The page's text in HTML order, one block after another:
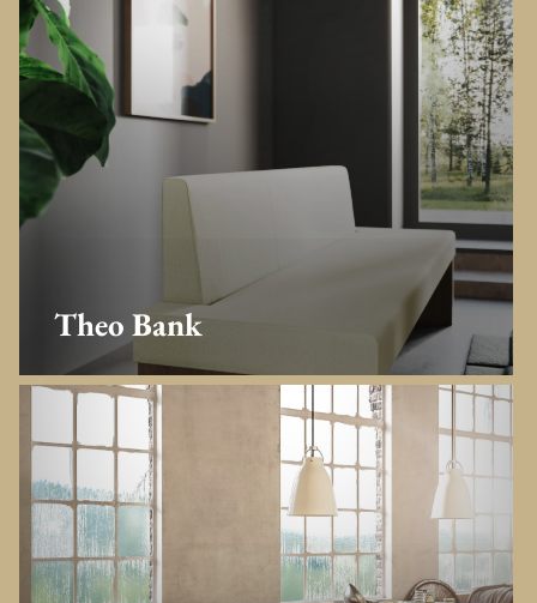
Theo Bank